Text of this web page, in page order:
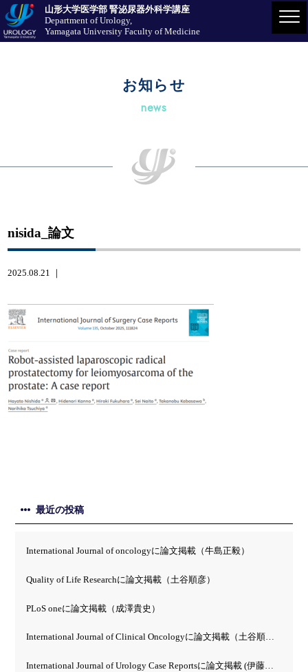
山形大学医学部 腎泌尿器外科学講座
Department of Urology,
Yamagata University Faculty of Medicine
お知らせ
news
nisida_論文
2025.08.21 ｜
最近の投稿
International Journal of oncologyに論文掲載（牛島正毅）
Quality of Life Researchに論文掲載（土谷順彦）
PLoS oneに論文掲載（成澤貴史）
International Journal of Clinical Oncologyに論文掲載（土谷順彦）